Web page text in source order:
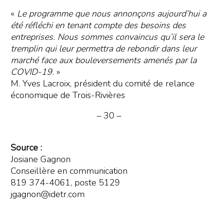
« Le programme que nous annonçons aujourd’hui a
été réfléchi en tenant compte des besoins des
entreprises. Nous sommes convaincus qu’il sera le
tremplin qui leur permettra de rebondir dans leur
marché face aux bouleversements amenés par la
COVID-19. »
M. Yves Lacroix, président du comité de relance
économique de Trois-Rivières
– 30 –
Source :
Josiane Gagnon
Conseillère en communication
819 374-4061, poste 5129
jgagnon@idetr.com